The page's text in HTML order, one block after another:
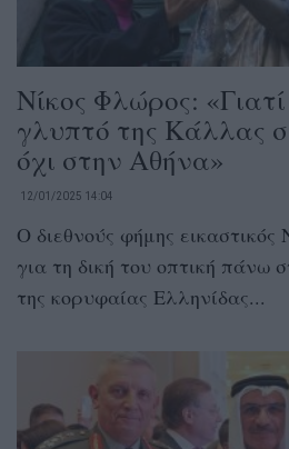
Νίκος Φλώρος:
γλυπτό της Κάλλας
όχι στην Αθήνα»
12/01/2025 14:04
Ο διεθνούς φήμης
για τη δική του οπτική πάνω
της κορυφαίας Ελληνίδας...